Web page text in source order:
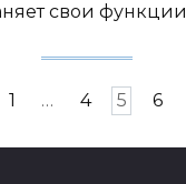
свои функции
1 … 4 5 6